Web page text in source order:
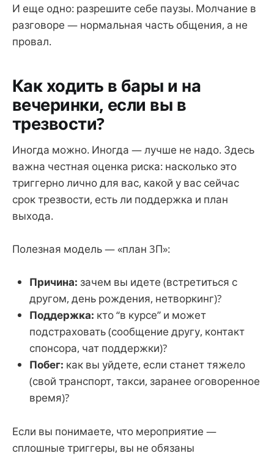
И еще одно: разрешите себе паузы. Молчание в
разговоре — нормальная часть общения, а не
провал.
Как ходить в бары и на
вечеринки, если вы в
трезвости?
Иногда можно. Иногда — лучше не надо. Здесь
важна честная оценка риска: насколько это
триггерно лично для вас, какой у вас сейчас
срок трезвости, есть ли поддержка и план
выхода.
Полезная модель — «план 3П»:
Причина: зачем вы идете (встретиться с
другом, день рождения, нетворкинг)?
Поддержка: кто “в курсе” и может
подстраховать (сообщение другу, контакт
спонсора, чат поддержки)?
Побег: как вы уйдете, если станет тяжело
(свой транспорт, такси, заранее оговоренное
время)?
Если вы понимаете, что мероприятие —
сплошные триггеры, вы не обязаны